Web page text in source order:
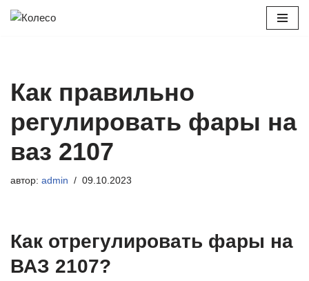
Как правильно
регулировать фары на
ваз 2107
автор: admin 09.10.2023
Как отрегулировать фары на
ВАЗ 2107?